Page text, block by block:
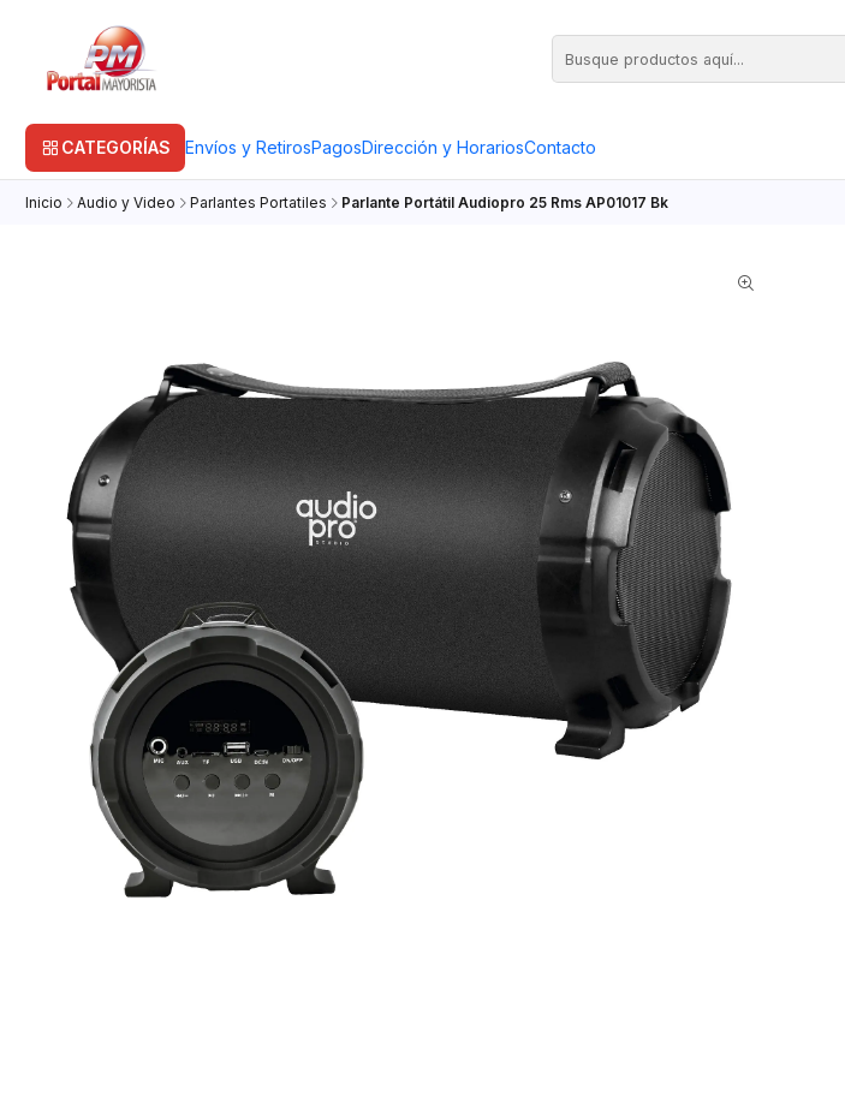
CATEGORÍAS Envíos y RetirosPagosDirección y HorariosContacto
Inicio Audio y Video Parlantes Portatiles Parlante Portátil Audiopro 25 Rms AP01017 Bk